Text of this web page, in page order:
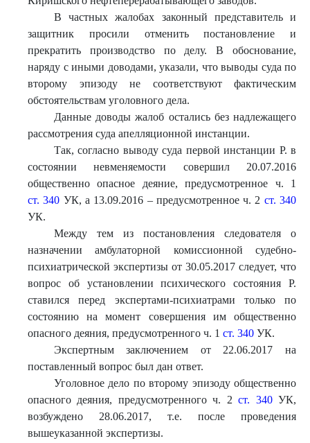
В частных жалобах законный представитель и
защитник просили отменить постановление и
прекратить производство по делу. В обоснование,
наряду с иными доводами, указали, что выводы суда по
второму эпизоду не соответствуют фактическим
обстоятельствам уголовного дела.
Данные доводы жалоб остались без надлежащего
рассмотрения суда апелляционной инстанции.
Так, согласно выводу суда первой инстанции Р. в
состоянии невменяемости совершил 20.07.2016
общественно опасное деяние, предусмотренное ч. 1
ст. 340 УК, а 13.09.2016 – предусмотренное ч. 2 ст. 340
УК.
Между тем из постановления следователя о
назначении амбулаторной комиссионной судебно-
психиатрической экспертизы от 30.05.2017 следует, что
вопрос об установлении психического состояния Р.
ставился перед экспертами-психиатрами только по
состоянию на момент совершения им общественно
опасного деяния, предусмотренного ч. 1 ст. 340 УК.
Экспертным заключением от 22.06.2017 на
поставленный вопрос был дан ответ.
Уголовное дело по второму эпизоду общественно
опасного деяния, предусмотренного ч. 2ст. 340УК,
возбуждено 28.06.2017, т.е. после проведения
вышеуказанной экспертизы.